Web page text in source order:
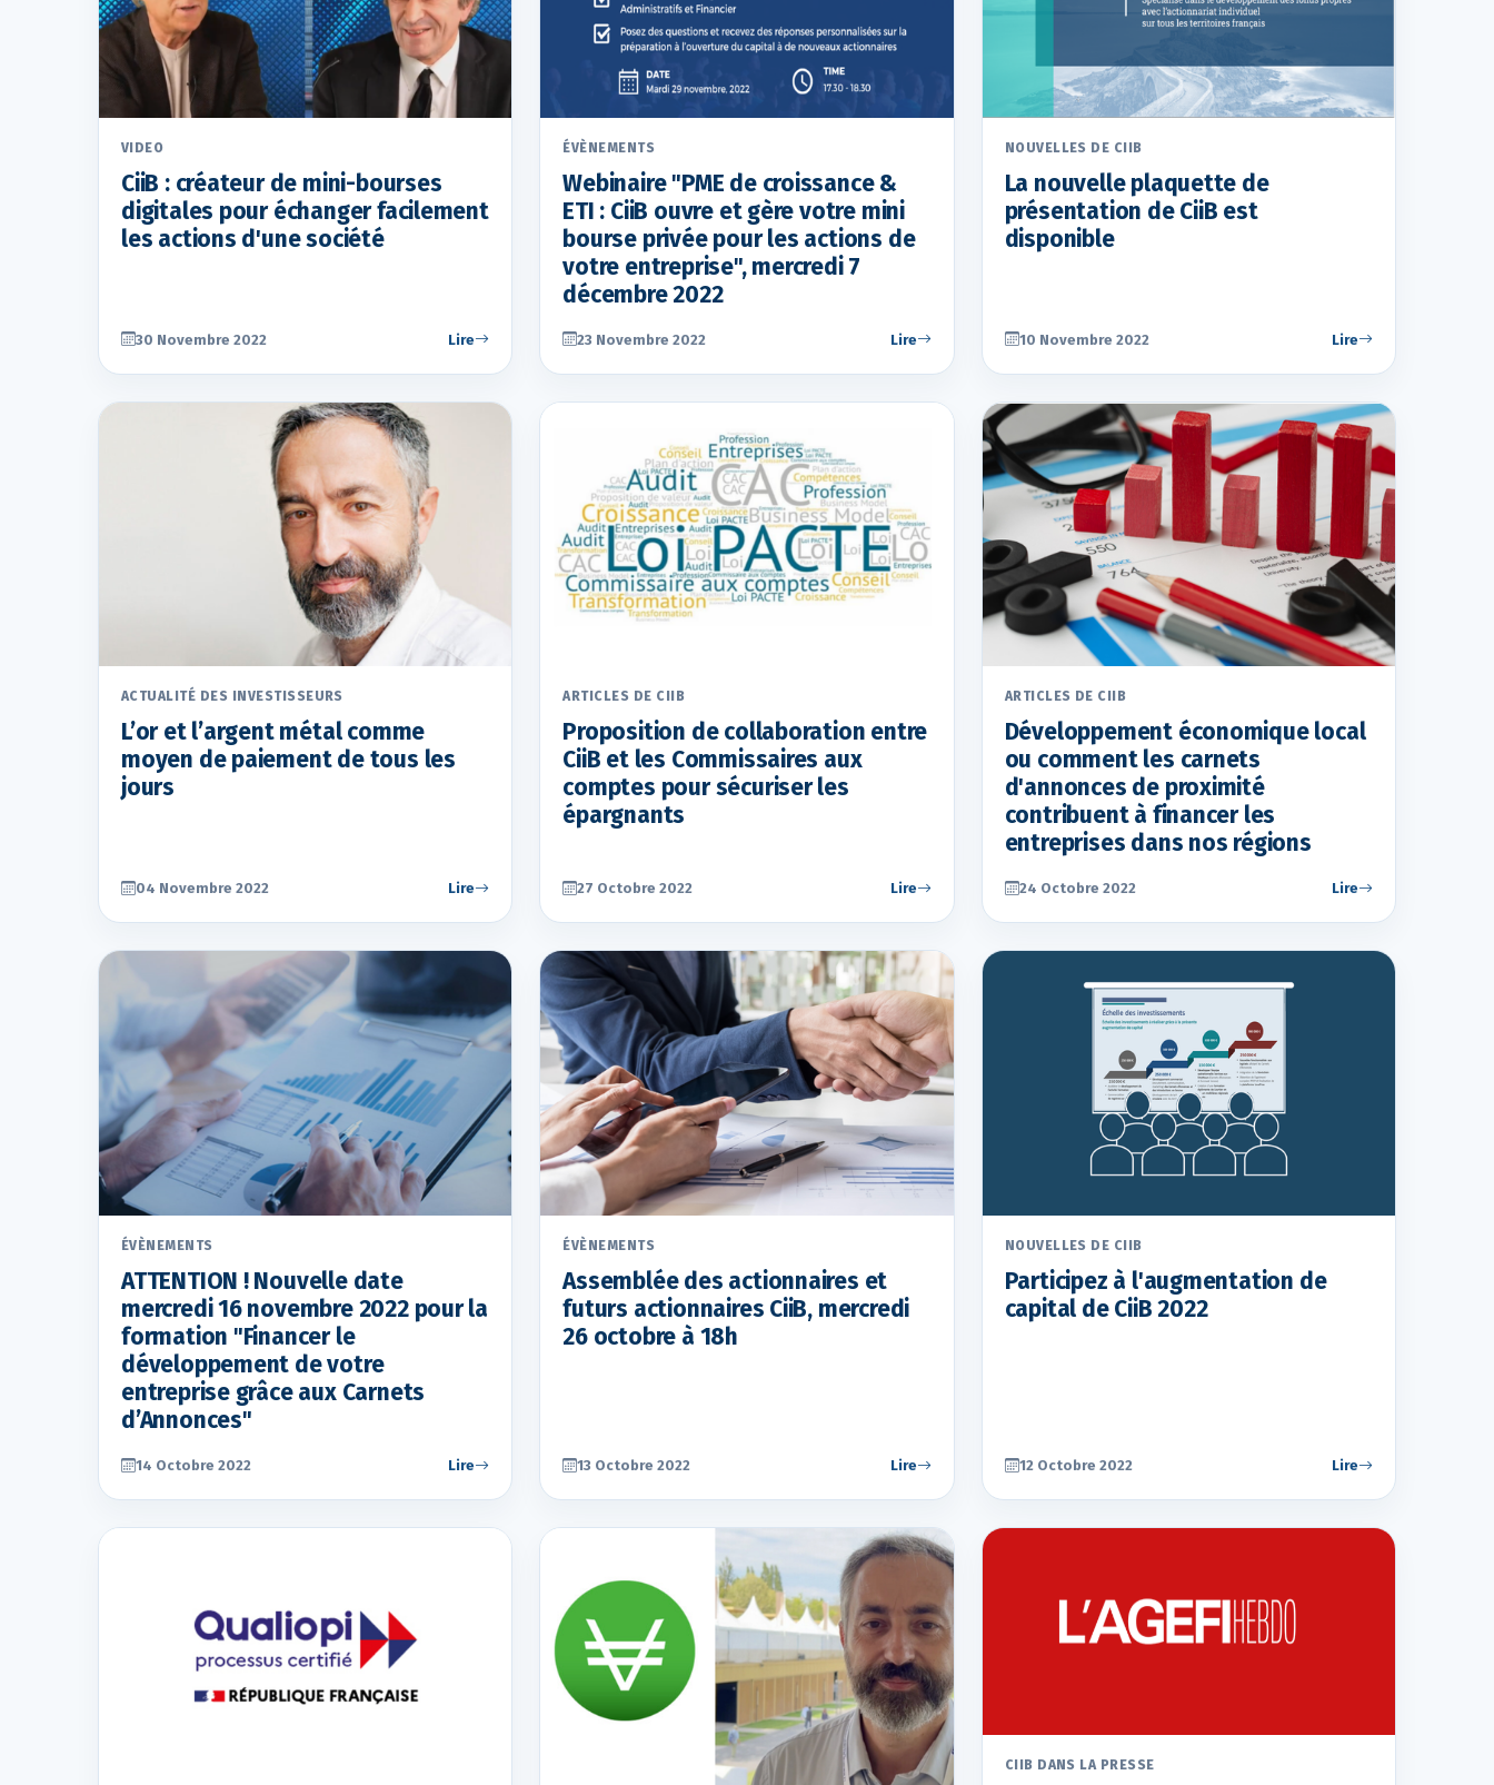
VIDEO
CiiB : créateur de mini-bourses
digitales pour échanger facilement
les actions d'une société
30 Novembre 2022 Lire
ÉVÈNEMENTS
Webinaire "PME de croissance &
ETI : CiiB ouvre et gère votre mini
bourse privée pour les actions de
votre entreprise", mercredi 7
décembre 2022
23 Novembre 2022 Lire
NOUVELLES DE CIIB
La nouvelle plaquette de
présentation de CiiB est
disponible
10 Novembre 2022 Lire
ACTUALITÉ DES INVESTISSEURS
L’or et l’argent métal comme
moyen de paiement de tous les
jours
04 Novembre 2022 Lire
ARTICLES DE CIIB
Proposition de collaboration entre
CiiB et les Commissaires aux
comptes pour sécuriser les
épargnants
27 Octobre 2022 Lire
ARTICLES DE CIIB
Développement économique local
ou comment les carnets
d'annonces de proximité
contribuent à financer les
entreprises dans nos régions
24 Octobre 2022 Lire
ÉVÈNEMENTS
ATTENTION ! Nouvelle date
mercredi 16 novembre 2022 pour la
formation "Financer le
développement de votre
entreprise grâce aux Carnets
d’Annonces"
14 Octobre 2022 Lire
ÉVÈNEMENTS
Assemblée des actionnaires et
futurs actionnaires CiiB, mercredi
26 octobre à 18h
13 Octobre 2022 Lire
NOUVELLES DE CIIB
Participez à l'augmentation de
capital de CiiB 2022
12 Octobre 2022 Lire
CIIB DANS LA PRESSE